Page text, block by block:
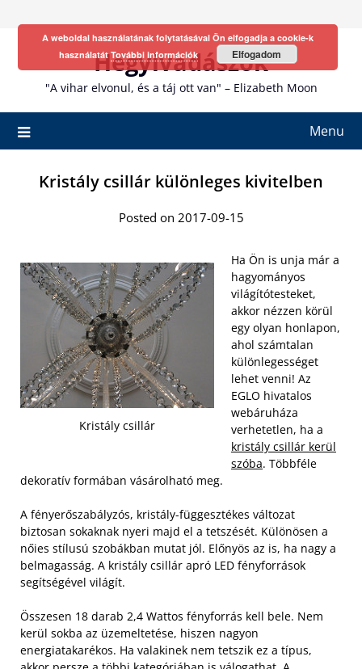
Hegyivadászok
"A vihar elvonul, és a táj ott van" – Elizabeth Moon
Menu
Kristály csillár különleges kivitelben
Posted on 2017-09-15
Kristály csillár
Ha Ön is unja már a
hagyományos
világítótesteket,
akkor nézzen körül
egy olyan honlapon,
ahol számtalan
különlegességet
lehet venni! Az
EGLO hivatalos
webáruháza
verhetetlen, ha a
kristály csillár kerül
szóba. Többféle
dekoratív formában vásárolható meg.
A fényerőszabályzós, kristály-függesztékes változat
biztosan sokaknak nyeri majd el a tetszését. Különösen a
nőies stílusú szobákban mutat jól. Előnyös az is, ha nagy a
belmagasság. A kristály csillár apró LED fényforrások
segítségével világít.
Összesen 18 darab 2,4 Wattos fényforrás kell bele. Nem
kerül sokba az üzemeltetése, hiszen nagyon
energiatakarékos. Ha valakinek nem tetszik ez a típus,
A weboldal használatának folytatásával Ön elfogadja a cookie-k
használatátTovábbi információk Elfogadom